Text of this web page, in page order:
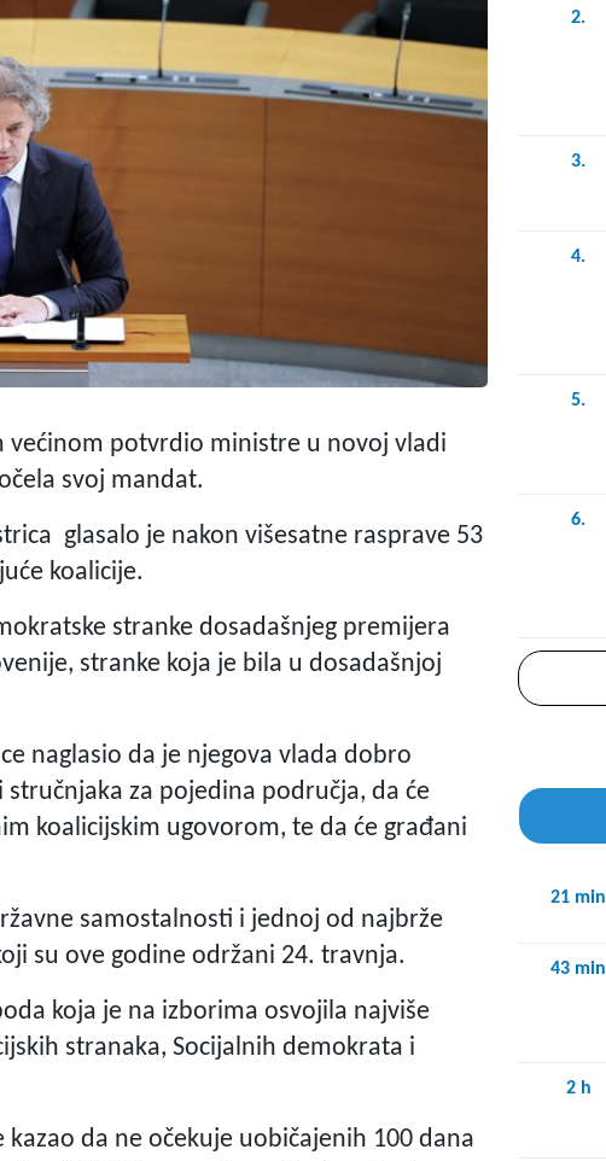
potvrdio ministre u novoj vladi
svoj mandat.
glasalo je nakon višesatne rasprave 53
koalicije.
stranke dosadašnjeg premijera
stranke koja je bila u dosadašnjoj
naglasio da je njegova vlada dobro
za pojedina područja, da će
koalicijskim ugovorom, te da će građani
samostalnosti i jednoj od najbrže
su ove godine održani 24. travnja.
koja je na izborima osvojila najviše
stranaka, Socijalnih demokrata i
da ne očekuje uobičajenih 100 dana
2.
3.
4.
5.
6.
21 min
43 min
2 h